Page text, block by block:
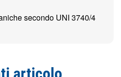
secondo UNI 3740/4